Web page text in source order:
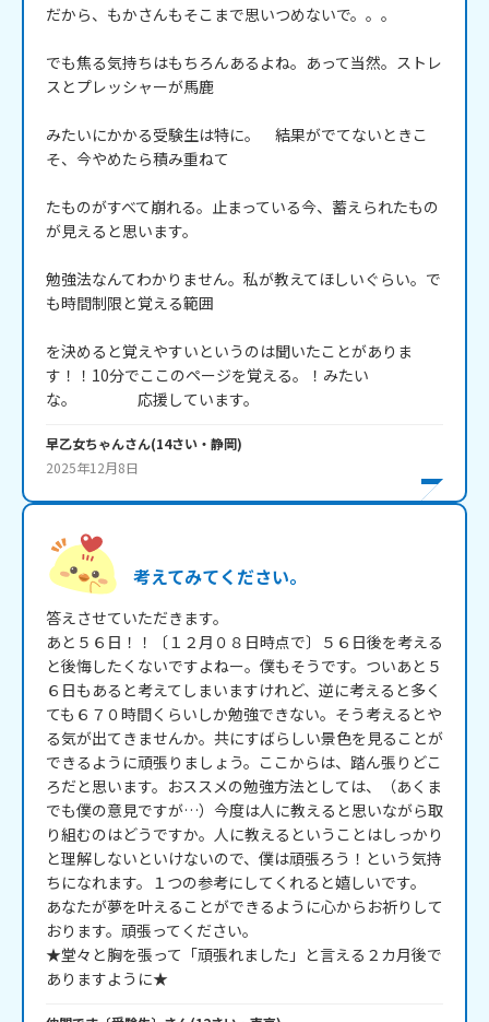
だから、もかさんもそこまで思いつめないで。。。
でも焦る気持ちはもちろんあるよね。あって当然。ストレ
スとプレッシャーが馬鹿
みたいにかかる受験生は特に。　結果がでてないときこ
そ、今やめたら積み重ねて
たものがすべて崩れる。止まっている今、蓄えられたもの
が見えると思います。
勉強法なんてわかりません。私が教えてほしいぐらい。で
も時間制限と覚える範囲
を決めると覚えやすいというのは聞いたことがありま
す！！10分でここのページを覚える。！みたい
な。　　　　応援しています。
早乙女ちゃんさん(14さい・ 静岡)
2025年12月8日
考えてみてください。
答えさせていただきます。
あと５６日！！〔１２月０８日時点で〕５６日後を考える
と後悔したくないですよねー。僕もそうです。ついあと５
６日もあると考えてしまいますけれど、逆に考えると多く
ても６７０時間くらいしか勉強できない。そう考えるとや
る気が出てきませんか。共にすばらしい景色を見ることが
できるように頑張りましょう。ここからは、踏ん張りどこ
ろだと思います。おススメの勉強方法としては、（あくま
でも僕の意見ですが…）今度は人に教えると思いながら取
り組むのはどうですか。人に教えるということはしっかり
と理解しないといけないので、僕は頑張ろう！という気持
ちになれます。１つの参考にしてくれると嬉しいです。
あなたが夢を叶えることができるように心からお祈りして
おります。頑張ってください。
★堂々と胸を張って「頑張れました」と言える２カ月後で